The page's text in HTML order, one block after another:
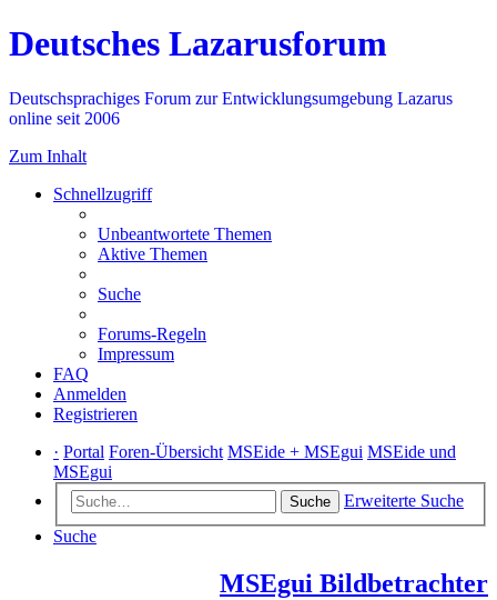
Deutsches Lazarusforum
Deutschsprachiges Forum zur Entwicklungsumgebung Lazarus
online seit 2006
Zum Inhalt
Schnellzugriff
Unbeantwortete Themen
Aktive Themen
Suche
Forums-Regeln
Impressum
FAQ
Anmelden
Registrieren
· Portal Foren-Übersicht MSEide + MSEgui MSEide und
MSEgui
Suche
Erweiterte Suche
Suche
MSEgui Bildbetrachter